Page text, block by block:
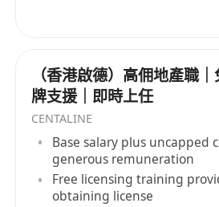
（香港啟德）高佣地產職
牌支援｜即時上任
CENTALINE
Base salary plus uncapped
generous remuneration
Free licensing training
obtaining license